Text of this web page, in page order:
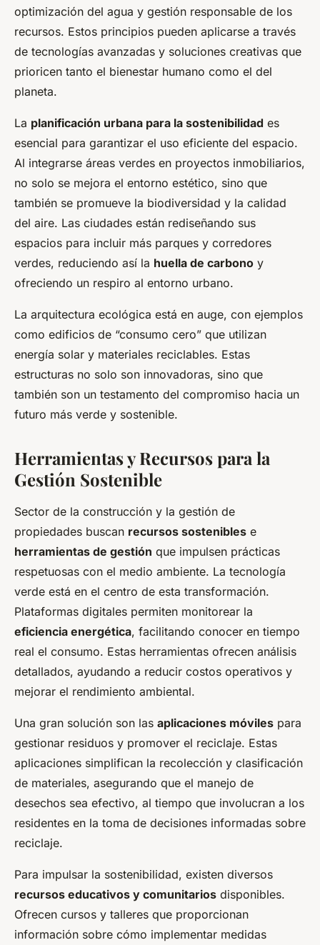
optimización del agua y gestión responsable de los
recursos. Estos principios pueden aplicarse a través
de tecnologías avanzadas y soluciones creativas que
prioricen tanto el bienestar humano como el del
planeta.
La planificación urbana para la sostenibilidad es
esencial para garantizar el uso eficiente del espacio.
Al integrarse áreas verdes en proyectos inmobiliarios,
no solo se mejora el entorno estético, sino que
también se promueve la biodiversidad y la calidad
del aire. Las ciudades están rediseñando sus
espacios para incluir más parques y corredores
verdes, reduciendo así la huella de carbono y
ofreciendo un respiro al entorno urbano.
La arquitectura ecológica está en auge, con ejemplos
como edificios de “consumo cero” que utilizan
energía solar y materiales reciclables. Estas
estructuras no solo son innovadoras, sino que
también son un testamento del compromiso hacia un
futuro más verde y sostenible.
Herramientas y Recursos para la
Gestión Sostenible
Sector de la construcción y la gestión de
propiedades buscan recursos sostenibles e
herramientas de gestión que impulsen prácticas
respetuosas con el medio ambiente. La tecnología
verde está en el centro de esta transformación.
Plataformas digitales permiten monitorear la
eficiencia energética, facilitando conocer en tiempo
real el consumo. Estas herramientas ofrecen análisis
detallados, ayudando a reducir costos operativos y
mejorar el rendimiento ambiental.
Una gran solución son las aplicaciones móviles para
gestionar residuos y promover el reciclaje. Estas
aplicaciones simplifican la recolección y clasificación
de materiales, asegurando que el manejo de
desechos sea efectivo, al tiempo que involucran a los
residentes en la toma de decisiones informadas sobre
reciclaje.
Para impulsar la sostenibilidad, existen diversos
recursos educativos y comunitarios disponibles.
Ofrecen cursos y talleres que proporcionan
información sobre cómo implementar medidas